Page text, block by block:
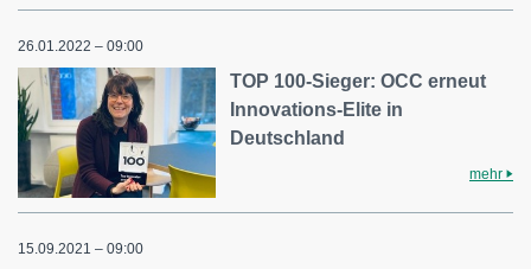
26.01.2022 – 09:00
TOP 100-Sieger: OCC erneut
Innovations-Elite in
Deutschland
mehr
15.09.2021 – 09:00